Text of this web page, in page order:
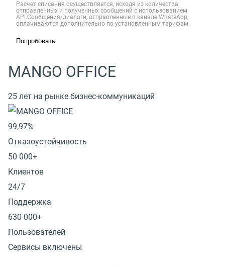
Расчет списания осуществляется, исходя из количества
отправленных и полученных сообщений с использованием
API.Сообщения/диалоги, отправленные в канале WhatsApp,
оплачиваются дополнительно по установленным тарифам.
Попробовать
MANGO OFFICE
25 лет на рынке бизнес-коммуникаций
99,97%
Отказоустойчивость
50 000+
Клиентов
24/7
Поддержка
630 000+
Пользователей
Сервисы включены